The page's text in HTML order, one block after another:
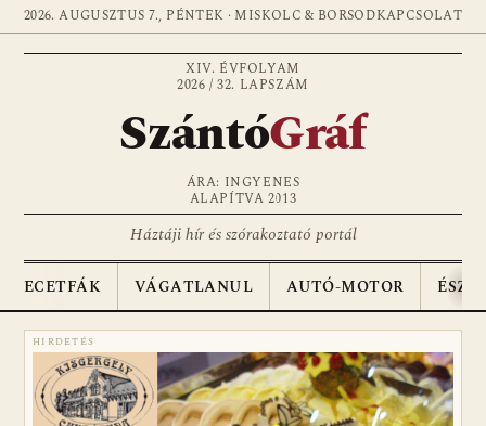
2026. AUGUSZTUS 7., PÉNTEK · MISKOLC & BORSODKAPCSOLAT
XIV. ÉVFOLYAM
2026 / 32. LAPSZÁM
SzántóGráf
ÁRA: INGYENES
ALAPÍTVA 2013
Háztáji hír és szórakoztató portál
ECETFÁK VÁGATLANUL AUTÓ-MOTOR
HIRDETÉS